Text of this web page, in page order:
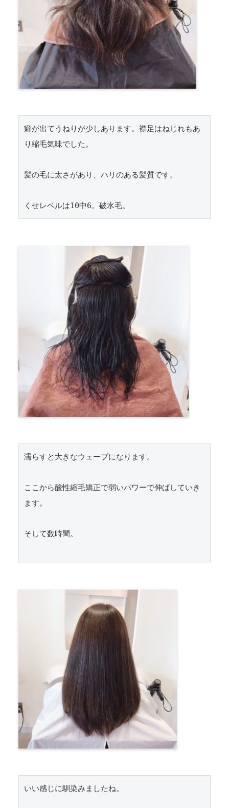
癖が出てうねりが少しあります。襟足はねじれもあ
り縮毛気味でした。
髪の毛に太さがあり、ハリのある髪質です。
濡らすと大きなウェーブになります。
ここから酸性縮毛矯正で弱いパワーで伸ばしていき
ます。
そして数時間。
いい感じに馴染みましたね。